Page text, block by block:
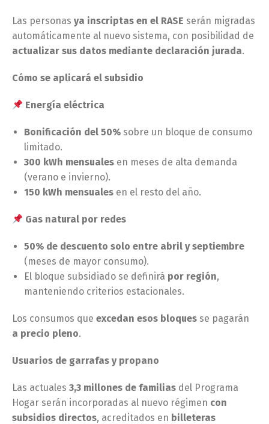
Las personas ya inscriptas en el RASE serán migradas
automáticamente al nuevo sistema, con posibilidad de
actualizar sus datos mediante declaración jurada.
Cómo se aplicará el subsidio
Energía eléctrica
Bonificación del 50% sobre un bloque de consumo
limitado.
300 kWh mensuales en meses de alta demanda
(verano e invierno).
150 kWh mensuales en el resto del año.
Gas natural por redes
50% de descuento solo entre abril y septiembre
(meses de mayor consumo).
El bloque subsidiado se definirá por región,
manteniendo criterios estacionales.
Los consumos que excedan esos bloques se pagarán
a precio pleno.
Usuarios de garrafas y propano
Las actuales 3,3 millones de familias del Programa
Hogar serán incorporadas al nuevo régimen con
subsidios directos, acreditados en billeteras